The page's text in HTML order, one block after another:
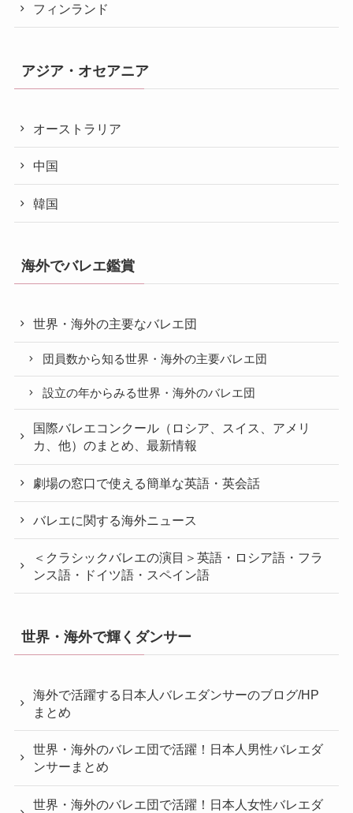
フィンランド
アジア・オセアニア
オーストラリア
中国
韓国
海外でバレエ鑑賞
世界・海外の主要なバレエ団
団員数から知る世界・海外の主要バレエ団
設立の年からみる世界・海外のバレエ団
国際バレエコンクール（ロシア、スイス、アメリ
カ、他）のまとめ、最新情報
劇場の窓口で使える簡単な英語・英会話
バレエに関する海外ニュース
＜クラシックバレエの演目＞英語・ロシア語・フラ
ンス語・ドイツ語・スペイン語
世界・海外で輝くダンサー
海外で活躍する日本人バレエダンサーのブログ/HP
まとめ
世界・海外のバレエ団で活躍！日本人男性バレエダ
ンサーまとめ
世界・海外のバレエ団で活躍！日本人女性バレエダ